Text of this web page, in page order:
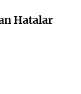
Hatalar